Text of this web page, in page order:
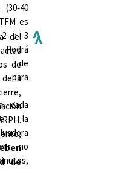
es
2 a 3
de
para
cada
la
no
^
del
de
de la
de
^